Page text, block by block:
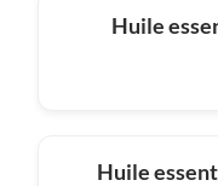
Huile
Huile